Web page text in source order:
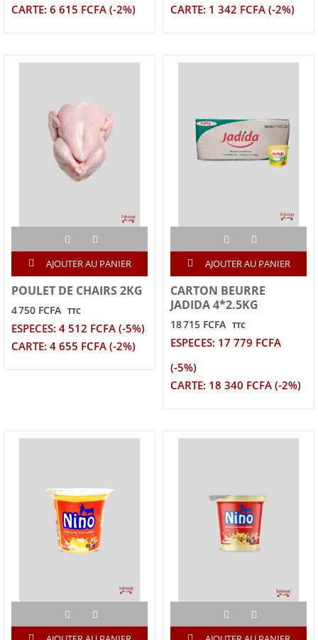
CARTE: 6 615 FCFA (-2%)
CARTE: 1 342 FCFA (-2%)
AJOUTER AU PANIER
POULET DE CHAIRS 2KG
4 750 FCFA TTC
ESPECES: 4 512 FCFA (-5%)
CARTE: 4 655 FCFA (-2%)
AJOUTER AU PANIER
CARTON BEURRE
JADIDA 4*2.5KG
18 715 FCFA TTC
ESPECES: 17 779 FCFA
(-5%)
CARTE: 18 340 FCFA (-2%)